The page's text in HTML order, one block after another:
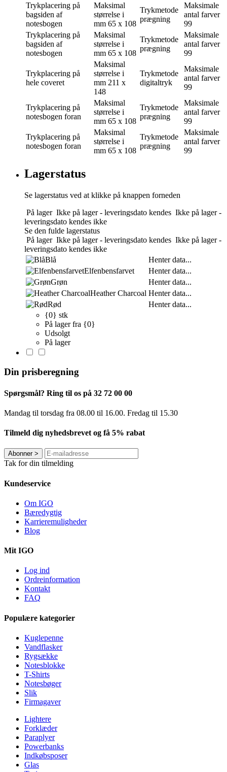
Trykplacering på
bagsiden af ​​
notesbogen
Maksimal
størrelse i
mm 65 x 108
Trykmetode
prægning
Maksimale
antal farver
99
Trykplacering på
bagsiden af ​​
notesbogen
Maksimal
størrelse i
mm 65 x 108
Trykmetode
prægning
Maksimale
antal farver
99
Trykplacering på
hele coveret
Maksimal
størrelse i
mm 211 x
148
Trykmetode
digitaltryk
Maksimale
antal farver
99
Trykplacering på
notesbogen foran
Maksimal
størrelse i
mm 65 x 108
Trykmetode
prægning
Maksimale
antal farver
99
Trykplacering på
notesbogen foran
Maksimal
størrelse i
mm 65 x 108
Trykmetode
prægning
Maksimale
antal farver
99
Lagerstatus
Se lagerstatus ved at klikke på knappen forneden
På lager Ikke på lager - leveringsdato kendes Ikke på lager -
leveringsdato kendes ikke
Se den fulde lagerstatus
På lager Ikke på lager - leveringsdato kendes Ikke på lager -
leveringsdato kendes ikke
Blå
Henter data...
Elfenbensfarvet
Henter data...
Grøn
Henter data...
Heather Charcoal Henter data...
Rød
Henter data...
{0} stk
På lager fra {0}
Udsolgt
På lager
Din prisberegning
Spørgsmål? Ring til os på 32 72 00 00
Mandag til torsdag fra 08.00 til 16.00. Fredag ​​til 15.30
Tilmeld dig nyhedsbrevet og få 5% rabat
Abonner>
Tak for din tilmelding
Kundeservice
Om IGO
Bæredygtig
Karrieremuligheder
Blog
Mit IGO
Log ind
Ordreinformation
Kontakt
FAQ
Populære kategorier
Kuglepenne
Vandflasker
Rygsække
Notesblokke
T-Shirts
Notesbøger
Slik
Firmagaver
Lightere
Forklæder
Paraplyer
Powerbanks
Indkøbsposer
Glas